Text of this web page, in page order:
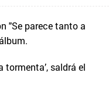
"Se parece tanto a
tormenta’, saldrá el